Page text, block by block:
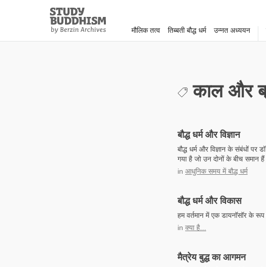
Study
Buddhism
Home
मौलिक तत्व तिब्बती बौद्ध धर्म उन्नत अध्ययन
काल और
बौद्ध धर्म और विज्ञान
बौद्ध धर्म और विज्ञान के संबंधों
गया है जो उन दोनों के बीच समान
in आधुनिक समय में बौद्ध धर्म
बौद्ध धर्म और विकास
हम वर्तमान में एक डायनॉसॉर के
in क्या है...
मैत्रेय बुद्ध का आगमन